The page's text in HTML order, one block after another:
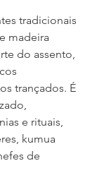
tradicionais
madeira
do assento,
trançados. É
e rituais,
kumua
de